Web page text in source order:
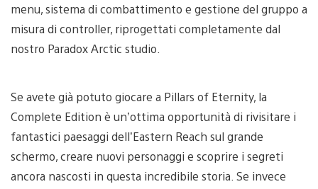
menu, sistema di combattimento e gestione del gruppo a
misura di controller, riprogettati completamente dal
nostro Paradox Arctic studio.
Se avete già potuto giocare a Pillars of Eternity, la
Complete Edition è un’ottima opportunità di rivisitare i
fantastici paesaggi dell’Eastern Reach sul grande
schermo, creare nuovi personaggi e scoprire i segreti
ancora nascosti in questa incredibile storia. Se invece